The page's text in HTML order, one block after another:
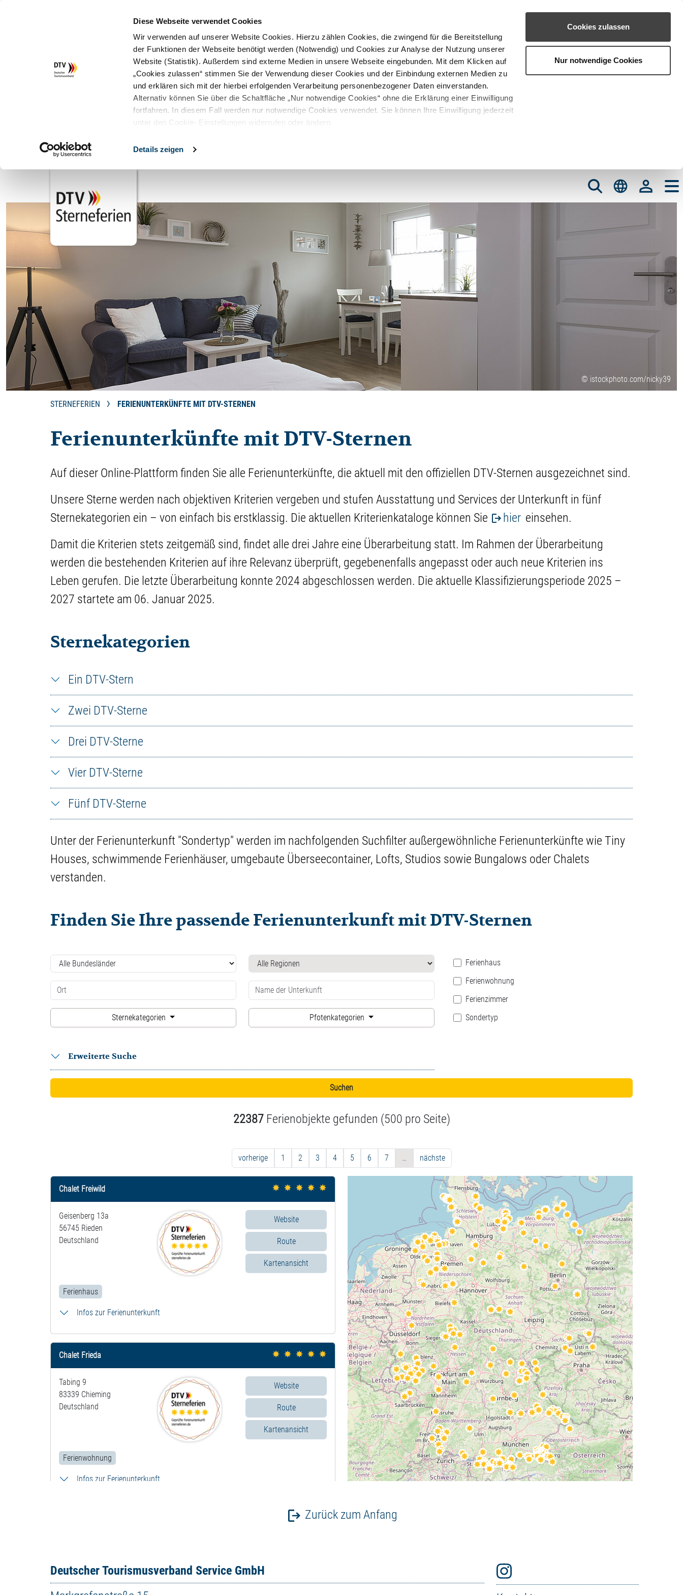
Diese Webseite verwendet Cookies
Wir verwenden auf unserer Website Cookies. Hierzu zählen Cookies, die zwingend für die Bereitstellung
der Funktionen der Webseite benötigt werden (Notwendig) und Cookies zur Analyse der Nutzung unserer
Website (Statistik). Außerdem sind externe Medien in unsere Webseite eingebunden. Mit dem Klicken auf
„Cookies zulassen“ stimmen Sie der Verwendung dieser Cookies und der Einbindung externen Medien zu
und erklären sich mit der hierbei erfolgenden Verarbeitung personenbezogener Daten einverstanden.
Alternativ können Sie über die Schaltfläche „Nur notwendige Cookies“ ohne die Erklärung einer Einwilligung
fortfahren. In diesem Fall werden nur notwendige Cookies verwendet. Sie können Ihre Einwilligung jederzeit
unter den Cookie- Einstellungen widerrufen oder ändern.
Details zeigen
Cookies zulassen
Nur notwendige Cookies
© istockphoto.com/nicky39
STERNEFERIEN FERIENUNTERKÜNFTE MIT DTV-STERNEN
Ferienunterkünfte mit DTV-Sternen
Auf dieser Online-Plattform finden Sie alle Ferienunterkünfte, die aktuell mit den offiziellen DTV-Sternen ausgezeichnet sind.
Unsere Sterne werden nach objektiven Kriterien vergeben und stufen Ausstattung und Services der Unterkunft in fünf
Sternekategorien ein – von einfach bis erstklassig. Die aktuellen Kriterienkataloge können Sie
hier einsehen.
Damit die Kriterien stets zeitgemäß sind, findet alle drei Jahre eine Überarbeitung statt. Im Rahmen der Überarbeitung
werden die bestehenden Kriterien auf ihre Relevanz überprüft, gegebenenfalls angepasst oder auch neue Kriterien ins
Leben gerufen. Die letzte Überarbeitung konnte 2024 abgeschlossen werden. Die aktuelle Klassifizierungsperiode 2025 –
2027 startete am 06. Januar 2025.
Sternekategorien
Ein DTV-Stern
Zwei DTV-Sterne
Drei DTV-Sterne
Vier DTV-Sterne
Fünf DTV-Sterne
Unter der Ferienunterkunft "Sondertyp" werden im nachfolgenden Suchfilter außergewöhnliche Ferienunterkünfte wie Tiny
Houses, schwimmende Ferienhäuser, umgebaute Überseecontainer, Lofts, Studios sowie Bungalows oder Chalets
verstanden.
Finden Sie Ihre passende Ferienunterkunft mit DTV-Sternen
Sternekategorien Pfotenkategorien
Erweiterte Suche
Ferienhaus
Ferienwohnung
Ferienzimmer
Sondertyp
22387Ferienobjekte gefunden (500 pro Seite)
vorherige 1 2 3 4 5 6 7 … nächste
Chalet Freiwild
Geisenberg 13a
56745 Rieden
Deutschland
Ferienhaus
Website
Route
Kartenansicht
Infos zur Ferienunterkunft
Chalet Frieda
Tabing 9
83339 Chieming
Deutschland
Ferienwohnung
Website
Route
Kartenansicht
Infos zur Ferienunterkunft
Deutschland
Kartenansicht
Zurück zum Anfang
Deutscher Tourismusverband Service GmbH